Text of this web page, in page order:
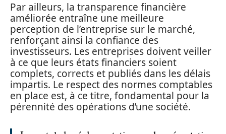
Par ailleurs, la transparence financière
améliorée entraîne une meilleure
perception de l’entreprise sur le marché,
renforçant ainsi la confiance des
investisseurs. Les entreprises doivent veiller
à ce que leurs états financiers soient
complets, corrects et publiés dans les délais
impartis. Le respect des normes comptables
en place est, à ce titre, fondamental pour la
pérennité des opérations d’une société.